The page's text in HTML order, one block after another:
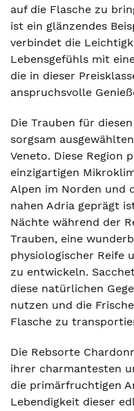
auf die Flasche zu
ist ein glänzendes
verbindet die
Lebensgefühls mit
die in dieser
anspruchsvolle
Die Trauben für
sorgsam
Veneto. Diese Region
einzigartigen
Alpen im Norden und
nahen Adria geprägt
Nächte während der
Trauben, eine
physiologischer Reife
zu entwickeln.
diese natürlichen
nutzen und die
Flasche zu
Die Rebsorte
ihrer charmantesten
die primärfruchtigen
Lebendigkeit dieser